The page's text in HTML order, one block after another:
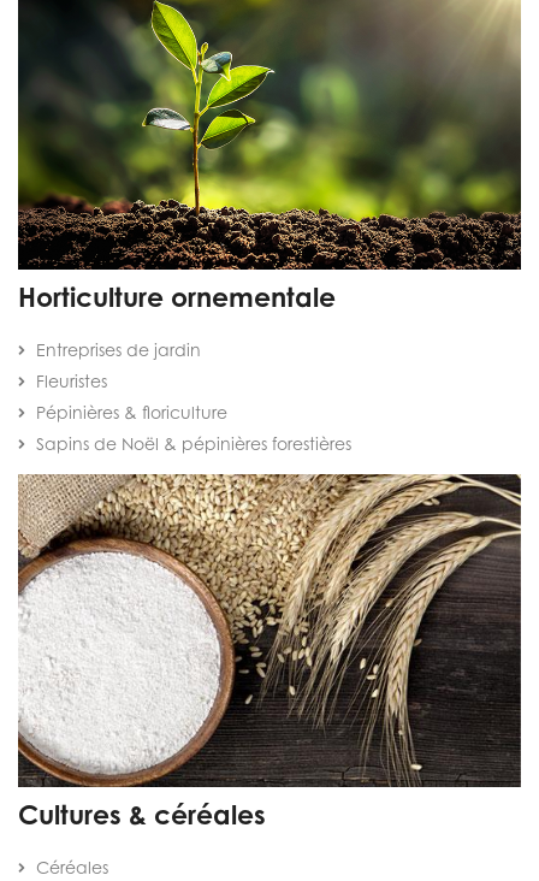
Horticulture ornementale
Entreprises de jardin
Fleuristes
Pépinières & floriculture
Sapins de Noël & pépinières forestières
Cultures & céréales
Céréales